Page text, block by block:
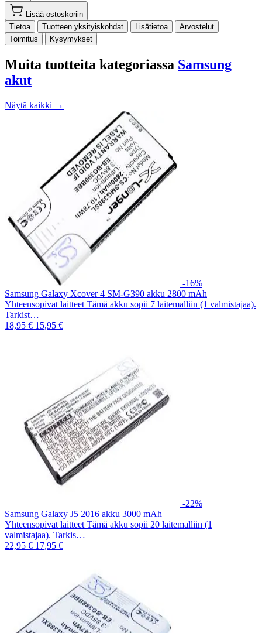
Lisää ostoskoriin
Tietoa
Tuotteen yksityiskohdat Lisätietoa
Arvostelut
Toimitus
Kysymykset
Muita tuotteita kategoriassa Samsung
akut
Näytä kaikki →
-16%
Samsung Galaxy Xcover 4 SM-G390 akku 2800 mAh
Yhteensopivat laitteet Tämä akku sopii 7 laitemalliin (1 valmistajaa).
Tarkist…
18,95 € 15,95 €
-22%
Samsung Galaxy J5 2016 akku 3000 mAh
Yhteensopivat laitteet Tämä akku sopii 20 laitemalliin (1
valmistajaa). Tarkis…
22,95 € 17,95 €